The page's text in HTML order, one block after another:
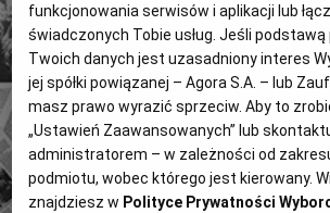
4 miliony tekstów od
Zyskaj dostęp do archiwalnych
Wyborczej".
Znajdź historie, których
funkcjonowania serwisów i aplikacji lub
świadczonych Tobie usług. Jeśli
Twoich danych jest uzasadniony interes
jej spółki powiązanej – Agora S.A. – lub
masz prawo wyrazić sprzeciw. Aby to
„Ustawień Zaawansowanych” lub
administratorem – w zależności od
podmiotu, wobec którego jest kierowany.
znajdziesz w Polityce Prywatności